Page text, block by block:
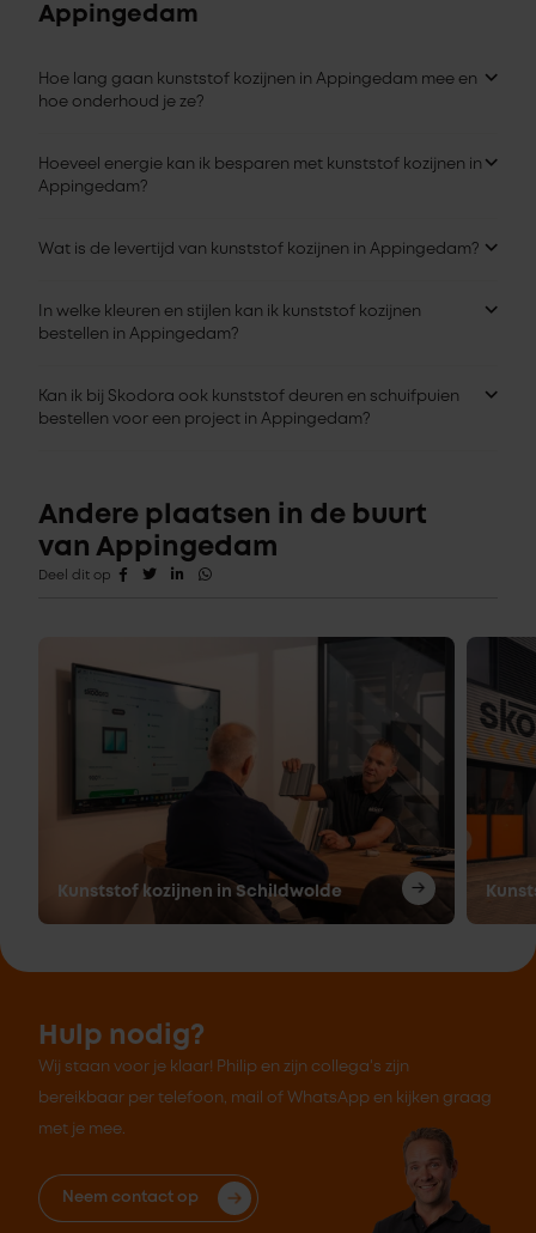
Appingedam
Hoe lang gaan kunststof kozijnen in Appingedam mee en
hoe onderhoud je ze?
Hoeveel energie kan ik besparen met kunststof kozijnen in
Appingedam?
Wat is de levertijd van kunststof kozijnen in Appingedam?
In welke kleuren en stijlen kan ik kunststof kozijnen
bestellen in Appingedam?
Kan ik bij Skodora ook kunststof deuren en schuifpuien
bestellen voor een project in Appingedam?
Andere plaatsen in de buurt
van Appingedam
Deel dit op
Kunststof kozijnen in Schildwolde
Hulp nodig?
Wij staan voor je klaar! Philip en zijn collega's zijn
bereikbaar per telefoon, mail of WhatsApp en kijken graag
met je mee.
Neem contact op